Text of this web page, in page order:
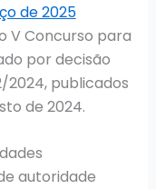
de 2025
V Concurso para
por decisão
2024, publicados
de 2024.
autoridade